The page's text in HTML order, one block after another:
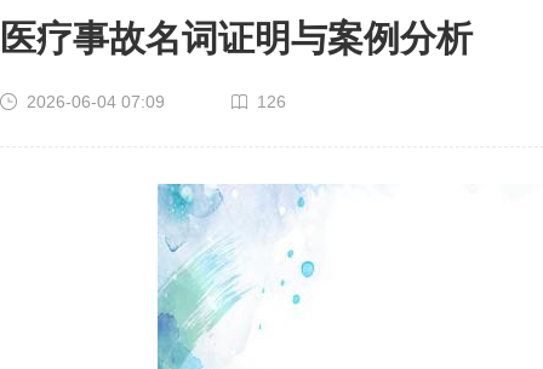
医疗事故名词证明与案例分析
2026-06-04 07:09 126